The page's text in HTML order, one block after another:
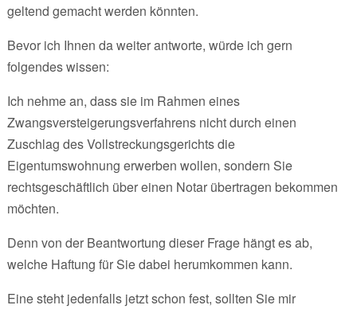
geltend gemacht werden könnten.
Bevor ich Ihnen da weiter antworte, würde ich gern
folgendes wissen:
Ich nehme an, dass sie im Rahmen eines
Zwangsversteigerungsverfahrens nicht durch einen
Zuschlag des Vollstreckungsgerichts die
Eigentumswohnung erwerben wollen, sondern Sie
rechtsgeschäftlich über einen Notar übertragen bekommen
möchten.
Denn von der Beantwortung dieser Frage hängt es ab,
welche Haftung für Sie dabei herumkommen kann.
Eine steht jedenfalls jetzt schon fest, sollten Sie mir